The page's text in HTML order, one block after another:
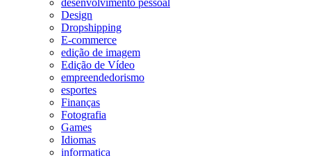
Design
Dropshipping
E-commerce
edição de imagem
Edição de Vídeo
empreendedorismo
esportes
Finanças
Fotografia
Games
Idiomas
informatica